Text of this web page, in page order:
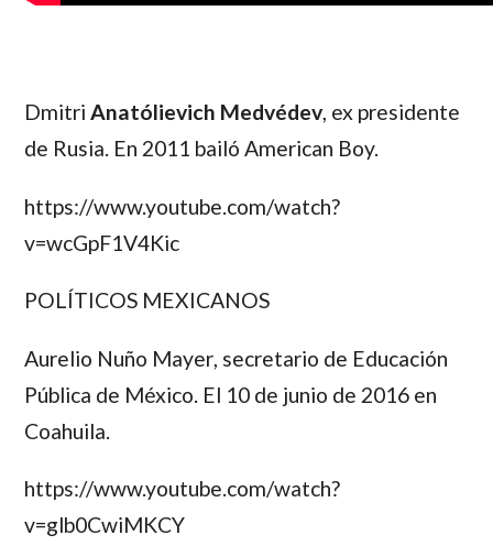
DmitriAnatólievich Medvédev, ex presidente
de Rusia. En 2011 bailó American Boy.
https://www.youtube.com/watch?
v=wcGpF1V4Kic
POLÍTICOS MEXICANOS
Aurelio Nuño Mayer, secretario de Educación
Pública de México. El 10 de junio de 2016 en
Coahuila.
https://www.youtube.com/watch?
v=glb0CwiMKCY